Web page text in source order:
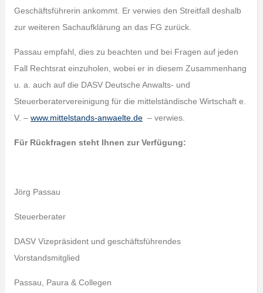
Geschäftsführerin ankommt. Er verwies den Streitfall deshalb
zur weiteren Sachaufklärung an das FG zurück.
Passau empfahl, dies zu beachten und bei Fragen auf jeden
Fall Rechtsrat einzuholen, wobei er in diesem Zusammenhang
u. a. auch auf die DASV Deutsche Anwalts- und
Steuerberatervereinigung für die mittelständische Wirtschaft e.
V. – www.mittelstands-anwaelte.de– verwies.
Für Rückfragen steht Ihnen zur Verfügung:
Jörg Passau
Steuerberater
DASV Vizepräsident und geschäftsführendes
Vorstandsmitglied
Passau, Paura & Collegen